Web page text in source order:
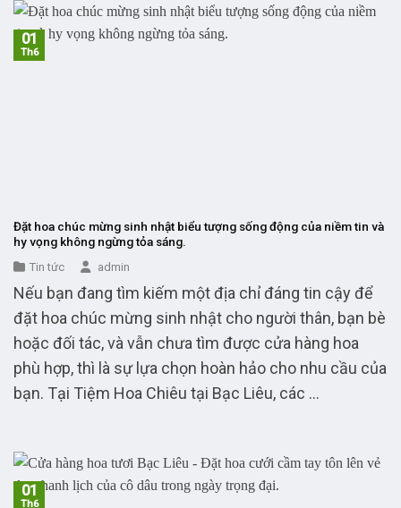
Đặt hoa chúc mừng sinh nhật biểu tượng sống động của niềm tin và
hy vọng không ngừng tỏa sáng.
Tin tức admin
Nếu bạn đang tìm kiếm một địa chỉ đáng tin cậy để
đặt hoa chúc mừng sinh nhật cho người thân, bạn bè
hoặc đối tác, và vẫn chưa tìm được cửa hàng hoa
phù hợp, thì là sự lựa chọn hoàn hảo cho nhu cầu của
bạn. Tại Tiệm Hoa Chiêu tại Bạc Liêu, các ...
01
Th6
01
Th6